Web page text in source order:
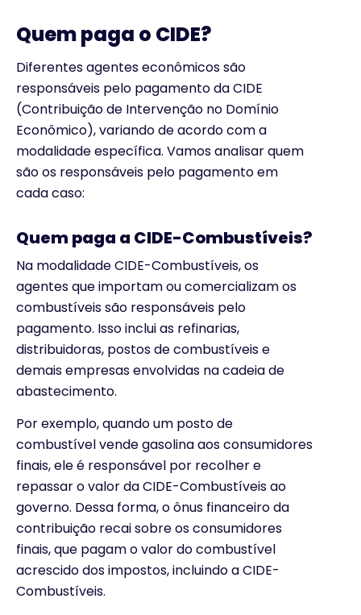
Quem paga o CIDE?
Diferentes agentes econômicos são
responsáveis pelo pagamento da CIDE
(Contribuição de Intervenção no Domínio
Econômico), variando de acordo com a
modalidade específica. Vamos analisar quem
são os responsáveis pelo pagamento em
cada caso:
Quem paga a CIDE-Combustíveis?
Na modalidade CIDE-Combustíveis, os
agentes que importam ou comercializam os
combustíveis são responsáveis pelo
pagamento. Isso inclui as refinarias,
distribuidoras, postos de combustíveis e
demais empresas envolvidas na cadeia de
abastecimento.
Por exemplo, quando um posto de
combustível vende gasolina aos consumidores
finais, ele é responsável por recolher e
repassar o valor da CIDE-Combustíveis ao
governo. Dessa forma, o ônus financeiro da
contribuição recai sobre os consumidores
finais, que pagam o valor do combustível
acrescido dos impostos, incluindo a CIDE-
Combustíveis.